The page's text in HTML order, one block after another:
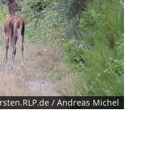
/ Andreas Michel